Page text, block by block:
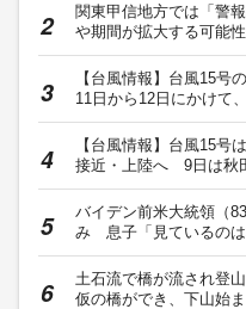
関東甲信地方では「警
や期間が拡大する可能
【台風情報】台風15号
11日から12日にかけて
【台風情報】台風15号
接近・上陸へ 9日は秋
バイデン前米大統領（
み 息子「見ているの
土石流で橋が流され登
仮の橋ができ、下山始